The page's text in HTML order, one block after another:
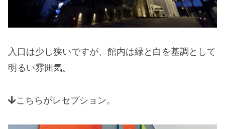
入口は少し狭いですが、館内は緑と白を基調として
明るい雰囲気。
こちらがレセプション。